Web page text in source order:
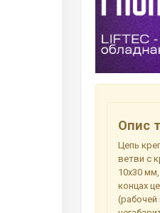
Опис
Цепь
ветви с
10х30
концах
(рабочей